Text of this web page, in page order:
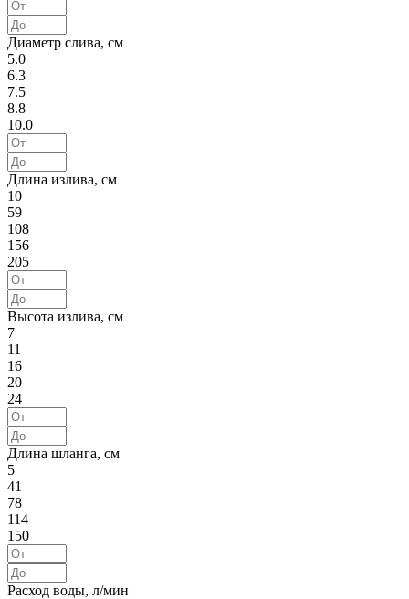
Диаметр слива, см
5.0
6.3
7.5
8.8
10.0
Длина излива, см
10
59
108
156
205
Высота излива, см
7
11
16
20
24
Длина шланга, см
5
41
78
114
150
Расход воды, л/мин